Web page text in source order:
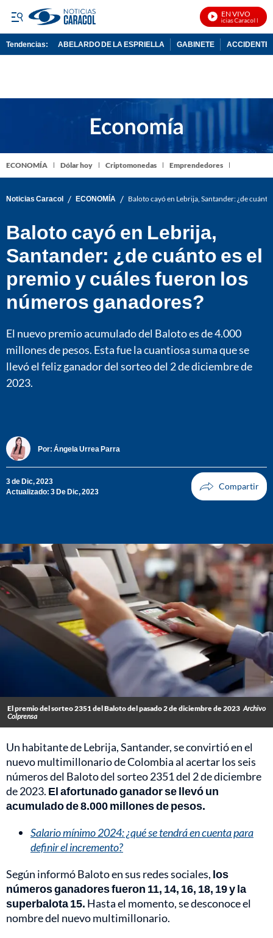
EN VIVO
Noticias Caracol En
Tendencias: ABELARDO DE LA ESPRIELLA GABINETE ACCIDENTE
ECONOMÍA Dólar hoy Criptomonedas Emprendedores
Noticias Caracol / ECONOMÍA / Baloto cayó en Lebrija, Santander: ¿de
Baloto cayó en Lebrija,
Santander: ¿de cuánto es el
premio y cuáles fueron los
números ganadores?
El nuevo premio acumulado del Baloto es de 4.000
millones de pesos. Esta fue la cuantiosa suma que se
llevó el feliz ganador del sorteo del 2 de diciembre de
2023.
Por: Ángela Urrea Parra
3 de Dic, 2023
Actualizado: 3 De Dic, 2023
El premio del sorteo 2351 del Baloto del pasado 2 de diciembre de 2023 Archivo
Colprensa
Un habitante de Lebrija, Santander, se convirtió en el
nuevo multimillonario de Colombia al acertar los seis
números del Baloto del sorteo 2351 del 2 de diciembre
de 2023. El afortunado ganador se llevó un
acumulado de 8.000 millones de pesos.
Salario mínimo 2024: ¿qué se tendrá en cuenta para
definir el incremento?
Según informó Baloto en sus redes sociales, los
números ganadores fueron 11, 14, 16, 18, 19 y la
superbalota 15. Hasta el momento, se desconoce el
nombre del nuevo multimillonario.